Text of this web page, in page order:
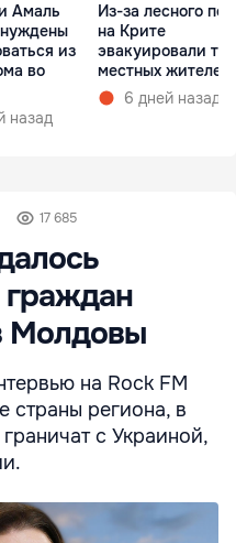
Амаль
из
во
назад
Из-за лесного
на Крите
эвакуировали
местных жителей
6 дней назад
17 685
граждан
Молдовы
на Rock FM
страны региона, в
с Украиной,